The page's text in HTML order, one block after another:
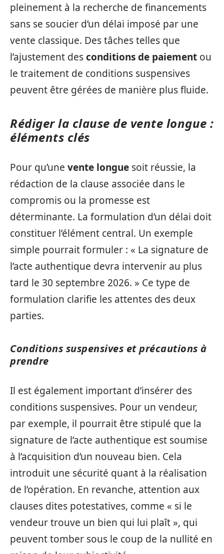
pleinement à la recherche de financements
sans se soucier d’un délai imposé par une
vente classique. Des tâches telles que
l’ajustement desconditions de paiement ou
le traitement de conditions suspensives
peuvent être gérées de manière plus fluide.
Rédiger la clause de vente longue :
éléments clés
Pour qu’une vente longue soit réussie, la
rédaction de la clause associée dans le
compromis ou la promesse est
déterminante. La formulation d’un délai doit
constituer l’élément central. Un exemple
simple pourrait formuler : « La signature de
l’acte authentique devra intervenir au plus
tard le 30 septembre 2026. » Ce type de
formulation clarifie les attentes des deux
parties.
Conditions suspensives et précautions à
prendre
Il est également important d’insérer des
conditions suspensives. Pour un vendeur,
par exemple, il pourrait être stipulé que la
signature de l’acte authentique est soumise
à l’acquisition d’un nouveau bien. Cela
introduit une sécurité quant à la réalisation
de l’opération. En revanche, attention aux
clauses dites potestatives, comme « si le
vendeur trouve un bien qui lui plaît », qui
peuvent tomber sous le coup de la nullité en